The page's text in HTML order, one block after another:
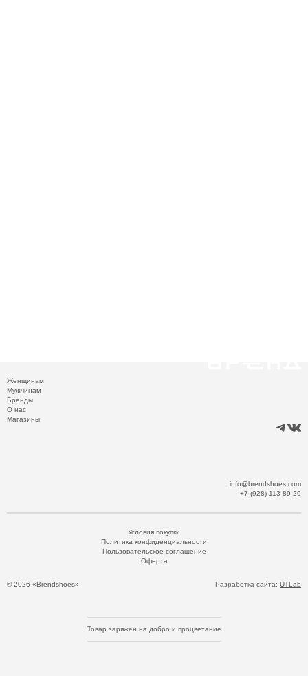
Женщинам
Мужчинам
Бренды
О нас
Магазины
info@brendshoes.com
+7 (928) 113-89-29
© 2026 «Brendshoes»
Условия покупки
Политика конфиденциальности
Пользовательское соглашение
Оферта
Разработка сайта: UTLab
Товар заряжен на добро и процветание